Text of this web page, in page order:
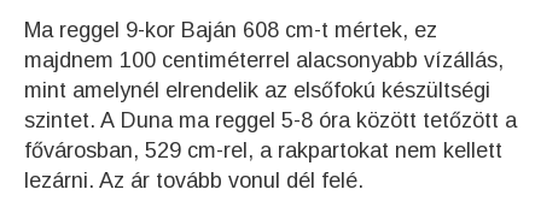
Ma reggel 9-kor Baján 608 cm-t mértek, ez
majdnem 100 centiméterrel alacsonyabb vízállás,
mint amelynél elrendelik az elsőfokú készültségi
szintet. A Duna ma reggel 5-8 óra között tetőzött a
fővárosban, 529 cm-rel, a rakpartokat nem kellett
lezárni. Az ár tovább vonul dél felé.